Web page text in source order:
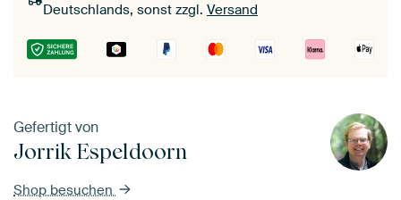
Deutschlands, sonst zzgl. Versand
Gefertigt von
Jorrik Espeldoorn
Shop besuchen